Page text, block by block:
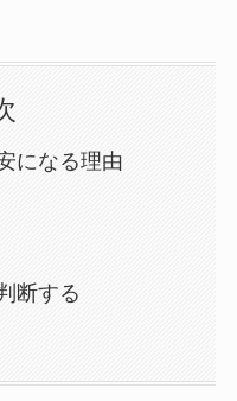
になる理由
断する